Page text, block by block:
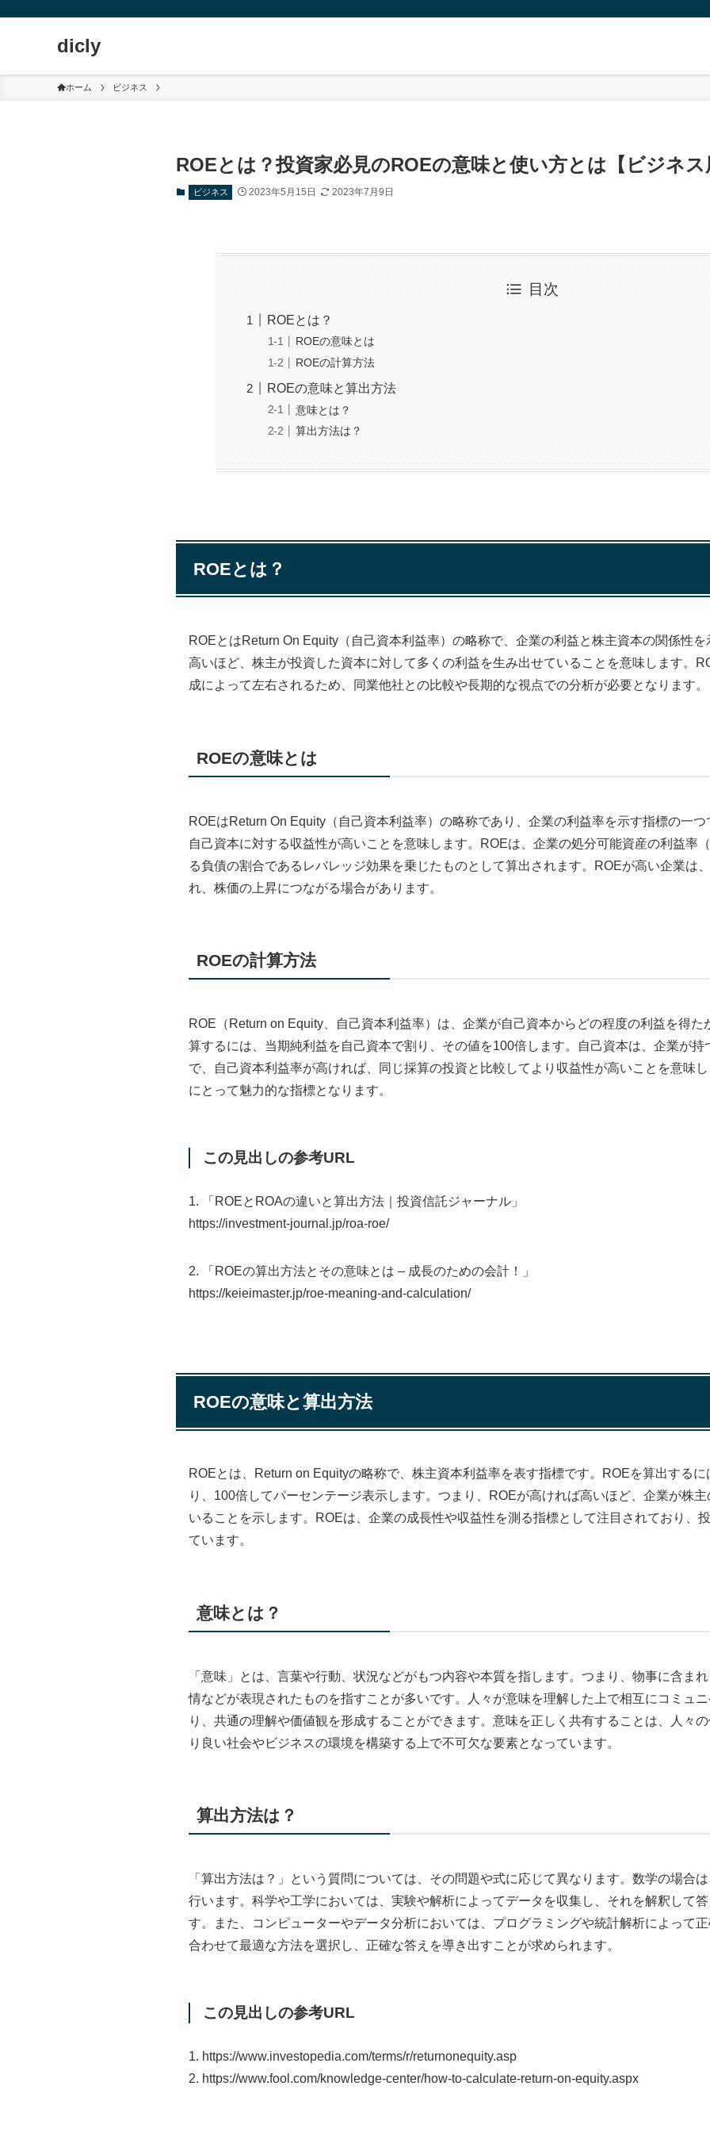
dicly
ホーム ビジネス
ROEとは？投資家必見のROEの意味と使い方とは【ビジネス
ビジネス 2023年5月15日 2023年7月9日
目次
ROEとは？
ROEの意味とは
ROEの計算方法
ROEの意味と算出方法
意味とは？
算出方法は？
ROEとは？
ROEとはReturn On Equity（自己資本利益率）の略称で、企業の利益と株主資本の関係性
高いほど、株主が投資した資本に対して多くの利益を生み出せていることを意味します。
成によって左右されるため、同業他社との比較や長期的な視点での分析が必要となります。
ROEの意味とは
ROEはReturn On Equity（自己資本利益率）の略称であり、企業の利益率を示す指標の一
自己資本に対する収益性が高いことを意味します。ROEは、企業の処分可能資産の利益率
る負債の割合であるレバレッジ効果を乗じたものとして算出されます。ROEが高い企業は
れ、株価の上昇につながる場合があります。
ROEの計算方法
ROE（Return on Equity、自己資本利益率）は、企業が自己資本からどの程度の利益を得
算するには、当期純利益を自己資本で割り、その値を100倍します。自己資本は、企業が
で、自己資本利益率が高ければ、同じ採算の投資と比較してより収益性が高いことを意味
にとって魅力的な指標となります。
この見出しの参考URL
1. 「ROEとROAの違いと算出方法｜投資信託ジャーナル」
https://investment-journal.jp/roa-roe/
2. 「ROEの算出方法とその意味とは – 成長のための会計！」
https://keieimaster.jp/roe-meaning-and-calculation/
ROEの意味と算出方法
ROEとは、Return on Equityの略称で、株主資本利益率を表す指標です。ROEを算出する
り、100倍してパーセンテージ表示します。つまり、ROEが高ければ高いほど、企業が株
いることを示します。ROEは、企業の成長性や収益性を測る指標として注目されており、
ています。
意味とは？
「意味」とは、言葉や行動、状況などがもつ内容や本質を指します。つまり、物事に含ま
情などが表現されたものを指すことが多いです。人々が意味を理解した上で相互にコミュ
り、共通の理解や価値観を形成することができます。意味を正しく共有することは、人々
り良い社会やビジネスの環境を構築する上で不可欠な要素となっています。
算出方法は？
「算出方法は？」という質問については、その問題や式に応じて異なります。数学の場合
行います。科学や工学においては、実験や解析によってデータを収集し、それを解釈して
す。また、コンピューターやデータ分析においては、プログラミングや統計解析によって
合わせて最適な方法を選択し、正確な答えを導き出すことが求められます。
この見出しの参考URL
1. https://www.investopedia.com/terms/r/returnonequity.asp
2. https://www.fool.com/knowledge-center/how-to-calculate-return-on-equity.aspx